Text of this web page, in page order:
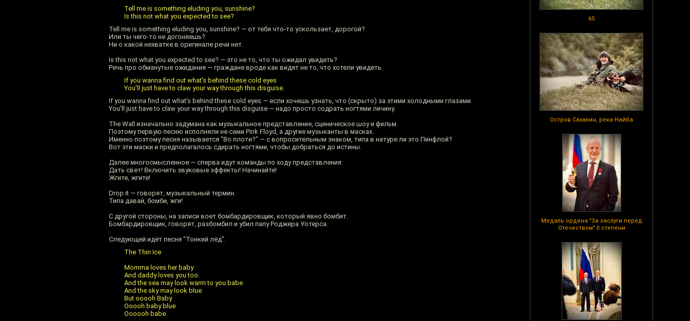
65
Остров Сахалин, река Найба
Медаль ордена "За заслуги перед
Отечеством" II степени
Tell me is something eluding you, sunshine?
Is this not what you expected to see?
Tell me is something eluding you, sunshine? — от тебя что-то ускользает, дорогой?
Или ты чего-то не догоняешь?
Ни о какой нехватке в оригинале речи нет.
Is this not what you expected to see? — это не то, что ты ожидал увидеть?
Речь про обманутые ожидания — граждане вроде как видят не то, что хотели увидеть.
If you wanna find out what's behind these cold eyes
You'll just have to claw your way through this disguise.
If you wanna find out what's behind these cold eyes — если хочешь узнать, что (скрыто) за этими холодными глазами.
You'll just have to claw your way through this disguise — надо просто содрать ногтями личину.
The Wall изначально задумана как музыкальное представление, сценическое шоу и фильм.
Поэтому первую песню исполняли не сами Pink Floyd, а другие музыканты в масках.
Именно поэтому песня называется "Во плоти?" — с вопросительным знаком, типа в натуре ли это Пинфлой?
Вот эти маски и предполагалось сдирать ногтями, чтобы добраться до истины.
Далее многосмысленное — сперва идут команды по ходу представления:
Дать свет! Включить звуковые эффекты! Начинайте!
Жгите, жгите!
Drop it — говорят, музыкальный термин.
Типа давай, бомби, жги!
C другой стороны, на записи воет бомбардировщик, который явно бомбит.
Бомбардировщик, говорят, разбомбил и убил папу Роджера Уотерса.
Следующей идёт песня "Тонкий лёд".
The Thin Ice
Momma loves her baby
And daddy loves you too.
And the sea may look warm to you babe
And the sky may look blue
But ooooh Baby
Ooooh baby blue
Oooooh babe.